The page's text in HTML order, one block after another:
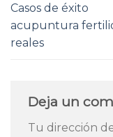
Casos de éxito
acupuntura
reales
Deja un
Tu dirección